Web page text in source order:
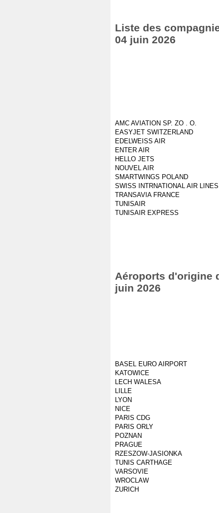
Liste des
04 juin 2026
AMC AVIATION SP. ZO . O.
EASYJET SWITZERLAND
EDELWEISS AIR
ENTER AIR
HELLO JETS
NOUVEL AIR
SMARTWINGS POLAND
SWISS INTRNATIONAL AIR LINES
TRANSAVIA FRANCE
TUNISAIR
TUNISAIR EXPRESS
Aéroports d'origine
juin 2026
BASEL EURO AIRPORT
KATOWICE
LECH WALESA
LILLE
LYON
NICE
PARIS CDG
PARIS ORLY
POZNAN
PRAGUE
RZESZOW-JASIONKA
TUNIS CARTHAGE
VARSOVIE
WROCLAW
ZURICH